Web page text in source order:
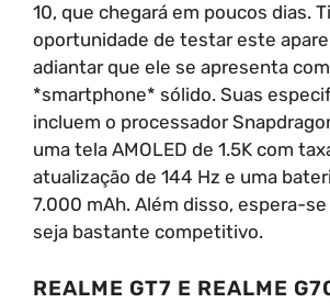
10, que chegará em poucos dias.
oportunidade de testar este
adiantar que ele se apresenta
*smartphone* sólido. Suas
incluem o processador
uma tela AMOLED de 1.5K com
atualização de 144 Hz e uma
7.000 mAh. Além disso, espera-
seja bastante competitivo.
REALME GT7 E REALME